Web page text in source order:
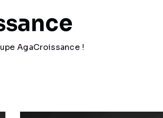
AgaCroissance !